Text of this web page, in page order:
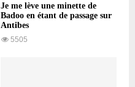
Je me lève une minette de
Badoo en étant de passage sur
Antibes
5505